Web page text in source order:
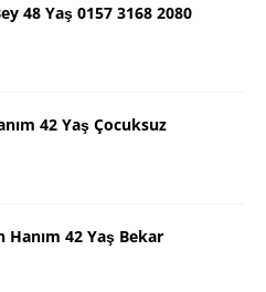
48 Yaş 0157 3168 2080
42 Yaş Çocuksuz
Hanım 42 Yaş Bekar